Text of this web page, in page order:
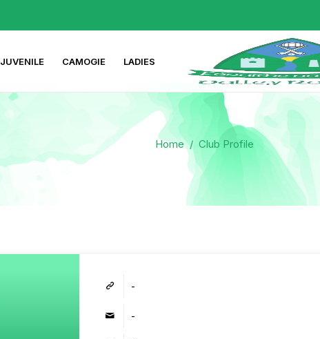
JUVENILE CAMOGIE LADIES
Home/ Club Profile
-
-